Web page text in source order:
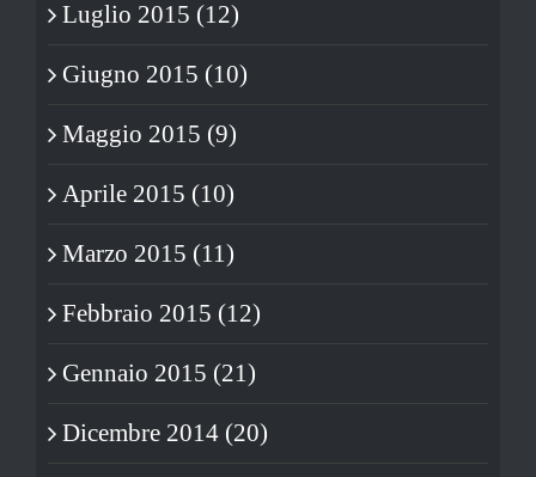
Luglio 2015 (12)
Giugno 2015 (10)
Maggio 2015 (9)
Aprile 2015 (10)
Marzo 2015 (11)
Febbraio 2015 (12)
Gennaio 2015 (21)
Dicembre 2014 (20)